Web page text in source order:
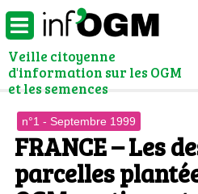
Veille citoyenne
d'information sur les OGM
et les semences
n°1 - Septembre 1999
FRANCE – Les
parcelles